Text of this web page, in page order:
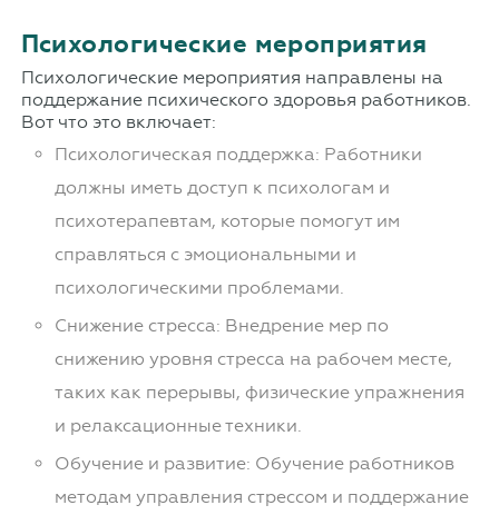
Психологические мероприятия
Психологические мероприятия направлены на
поддержание психического здоровья работников.
Вот что это включает:
Психологическая поддержка: Работники
должны иметь доступ к психологам и
психотерапевтам, которые помогут им
справляться с эмоциональными и
психологическими проблемами.
Снижение стресса: Внедрение мер по
снижению уровня стресса на рабочем месте,
таких как перерывы, физические упражнения
и релаксационные техники.
Обучение и развитие: Обучение работников
методам управления стрессом и поддержание